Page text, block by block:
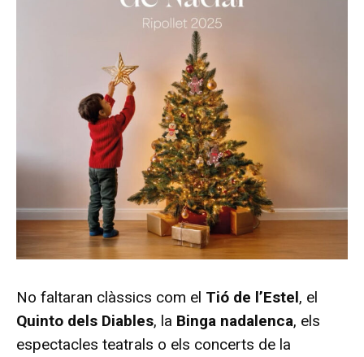
No faltaran clàssics com el Tió de l’Estel, el
Quinto dels Diables, la Binga nadalenca, els
espectacles teatrals o els concerts de la